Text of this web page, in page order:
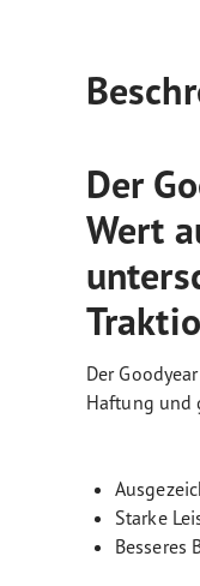
Der
Wert
Der
Haftung und
Starke
Besseres